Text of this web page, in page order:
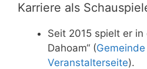
Karriere als
Seit 2015 spielt er in
Dahoam“ (
Veranstalterseite).